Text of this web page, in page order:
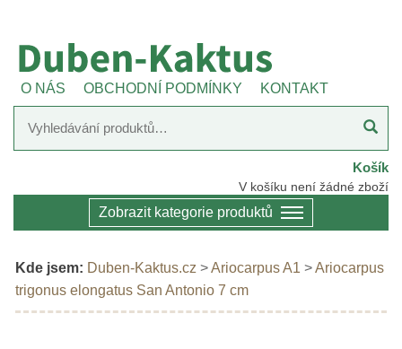
O NÁS OBCHODNÍ PODMÍNKY KONTAKT
Košík
V košíku není žádné zboží
Zobrazit kategorie produktů
Kde jsem: Duben-Kaktus.cz >Ariocarpus A1 >Ariocarpus
trigonus elongatus San Antonio 7 cm